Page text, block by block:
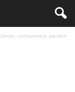
concurentul, pardon